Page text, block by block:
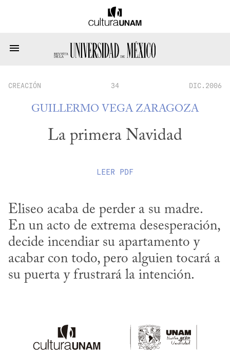
CREACIÓN 34 DIC.2006
GUILLERMO VEGA ZARAGOZA
La primera Navidad
LEER PDF
Eliseo acaba de perder a su madre.
En un acto de extrema desesperación,
decide incendiar su apartamento y
acabar con todo, pero alguien tocará a
su puerta y frustrará la intención.